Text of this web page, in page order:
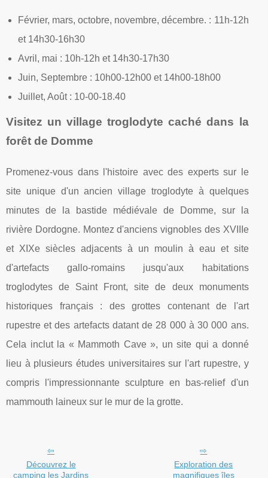
Février, mars, octobre, novembre, décembre. : 11h-12h
et 14h30-16h30
Avril, mai : 10h-12h et 14h30-17h30
Juin, Septembre : 10h00-12h00 et 14h00-18h00
Juillet, Août : 10-00-18.40
Visitez un village troglodyte caché dans la
forêt de Domme
Promenez-vous dans l'histoire avec des experts sur le
site unique d'un ancien village troglodyte à quelques
minutes de la bastide médiévale de Domme, sur la
rivière Dordogne. Montez d'anciens vignobles des XVIIIe
et XIXe siècles adjacents à un moulin à eau et site
d'artefacts gallo-romains jusqu'aux habitations
troglodytes de Saint Front, site de deux monuments
historiques français : des grottes contenant de l'art
rupestre et des artefacts datant de 28 000 à 30 000 ans.
Cela inclut la « Mammoth Cave », un site qui a donné
lieu à plusieurs études universitaires sur l'art rupestre, y
compris l'impressionnante sculpture en bas-relief d'un
mammouth laineux sur le mur de la grotte.
Découvrez le
camping les Jardins
Exploration des
magnifiques îles